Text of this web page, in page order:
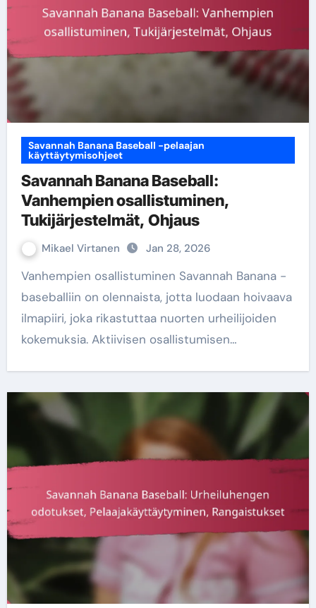
Savannah Banana Baseball -pelaajan
käyttäytymisohjeet
Savannah Banana Baseball:
Vanhempien osallistuminen,
Tukijärjestelmät, Ohjaus
Mikael Virtanen Jan 28, 2026
Vanhempien osallistuminen Savannah Banana -
baseballiin on olennaista, jotta luodaan hoivaava
ilmapiiri, joka rikastuttaa nuorten urheilijoiden
kokemuksia. Aktiivisen osallistumisen…